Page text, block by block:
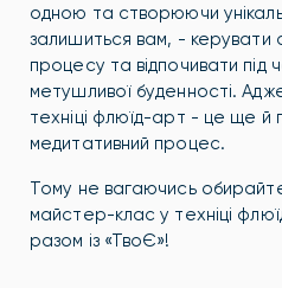
одною та створюючи
залишиться вам, - керувати
процесу та відпочивати під
метушливої буденності.
техніці флюїд-арт - це ще й
медитативний процес.
Тому не вагаючись
майстер-клас у техніці
разом із «ТвоЄ»!